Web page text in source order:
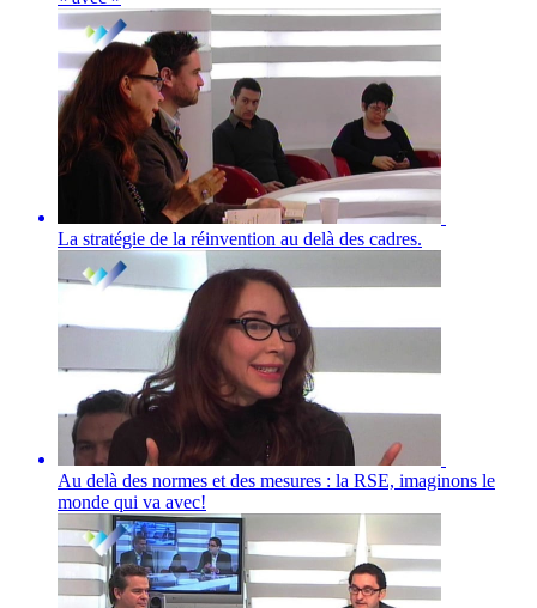
La stratégie de la réinvention au delà des cadres.
Au delà des normes et des mesures : la RSE, imaginons le
monde qui va avec!